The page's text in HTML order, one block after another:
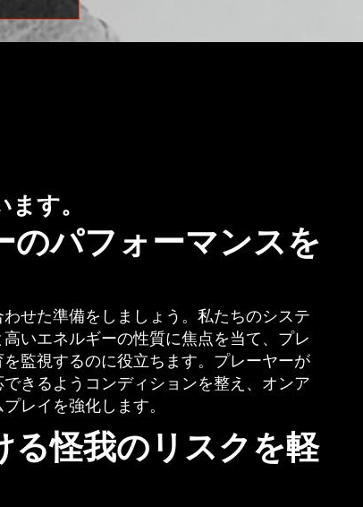
ます。
のパフォーマンスを
せた準備をしましょう。私たちのシステ
いエネルギーの性質に焦点を当て、プレ
監視するのに役立ちます。プレーヤーが
きるようコンディションを整え、オンア
レイを強化します。
る怪我のリスクを軽